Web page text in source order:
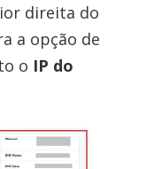
direita do
a opção de
o IP do